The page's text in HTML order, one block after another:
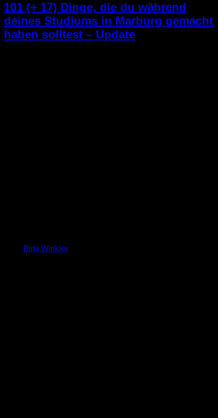
101 (+ 17) Dinge, die du während
deines Studiums in Marburg gemacht
haben solltest – Update
Birte Winkler